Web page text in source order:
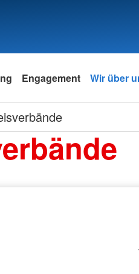
Engagement Wir über